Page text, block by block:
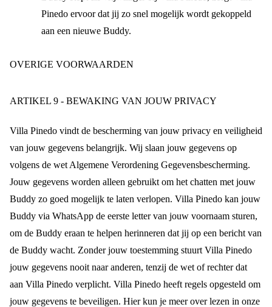
Pinedo ervoor dat jij zo snel mogelijk wordt gekoppeld
aan een nieuwe Buddy.
OVERIGE VOORWAARDEN
ARTIKEL 9 - BEWAKING VAN JOUW PRIVACY
Villa Pinedo vindt de bescherming van jouw privacy en veiligheid
van jouw gegevens belangrijk. Wij slaan jouw gegevens op
volgens de wet Algemene Verordening Gegevensbescherming.
Jouw gegevens worden alleen gebruikt om het chatten met jouw
Buddy zo goed mogelijk te laten verlopen. Villa Pinedo kan jouw
Buddy via WhatsApp de eerste letter van jouw voornaam sturen,
om de Buddy eraan te helpen herinneren dat jij op een bericht van
de Buddy wacht. Zonder jouw toestemming stuurt Villa Pinedo
jouw gegevens nooit naar anderen, tenzij de wet of rechter dat
aan Villa Pinedo verplicht. Villa Pinedo heeft regels opgesteld om
jouw gegevens te beveiligen. Hier kun je meer over lezen in onze